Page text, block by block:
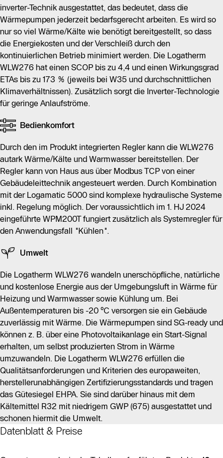
inverter-Technik ausgestattet, das bedeutet, dass die
Wärmepumpen jederzeit bedarfsgerecht arbeiten. Es wird so
nur so viel Wärme/Kälte wie benötigt bereitgestellt, so dass
die Energiekosten und der Verschleiß durch den
kontinuierlichen Betrieb minimiert werden. Die Logatherm
WLW276 hat einen SCOP bis zu 4,4 und einen Wirkungsgrad
ETAs bis zu 173 % (jeweils bei W35 und durchschnittlichen
Klimaverhältnissen). Zusätzlich sorgt die Inverter-Technologie
für geringe Anlaufströme.
Bedienkomfort
Durch den im Produkt integrierten Regler kann die WLW276
autark Wärme/Kälte und Warmwasser bereitstellen. Der
Regler kann von Haus aus über Modbus TCP von einer
Gebäudeleittechnik angesteuert werden. Durch Kombination
mit der Logamatic 5000 sind komplexe hydraulische Systeme
inkl. Regelung möglich. Der voraussichtlich im 1. HJ 2024
eingeführte WPM200T fungiert zusätzlich als Systemregler für
den Anwendungsfall "Kühlen".
Umwelt
Die Logatherm WLW276 wandeln unerschöpfliche, natürliche
und kostenlose Energie aus der Umgebungsluft in Wärme für
Heizung und Warmwasser sowie Kühlung um. Bei
Außentemperaturen bis -20 °C versorgen sie ein Gebäude
zuverlässig mit Wärme. Die Wärmepumpen sind SG-ready und
können z. B. über eine Photovoltaikanlage ein Start-Signal
erhalten, um selbst produzierten Strom in Wärme
umzuwandeln. Die Logatherm WLW276 erfüllen die
Qualitätsanforderungen und Kriterien des europaweiten,
herstellerunabhängigen Zertifizierungsstandards und tragen
das Gütesiegel EHPA. Sie sind darüber hinaus mit dem
Kältemittel R32 mit niedrigem GWP (675) ausgestattet und
schonen hiermit die Umwelt.
Datenblatt & Preise